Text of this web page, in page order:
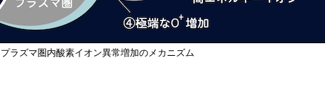
ラズマ圏内酸素イオン異常増加のメカニズム